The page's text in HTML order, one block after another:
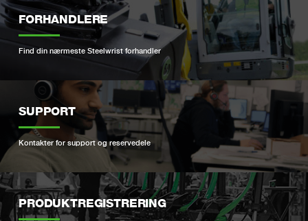
FORHANDLERE
Find din nærmeste Steelwrist forhandler
SUPPORT
Kontakter for support og reservedele
PRODUKTREGISTRERING